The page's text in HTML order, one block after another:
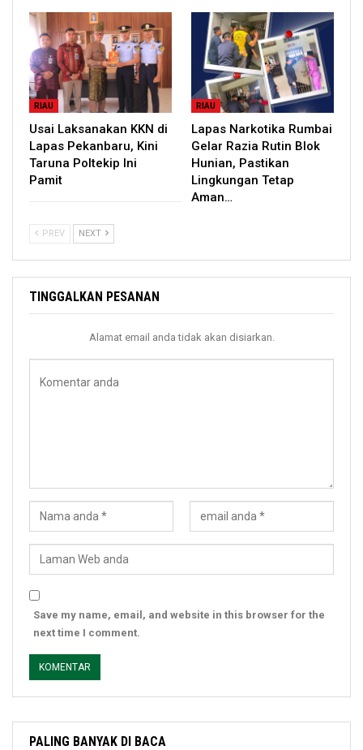
RIAU
Usai Laksanakan KKN di
Lapas Pekanbaru, Kini
Taruna Poltekip Ini
Pamit
RIAU
Lapas Narkotika Rumbai
Gelar Razia Rutin Blok
Hunian, Pastikan
Lingkungan Tetap
Aman…
PREV NEXT
TINGGALKAN PESANAN
Alamat email anda tidak akan disiarkan.
Save my name, email, and website in this browser for the
next time I comment.
PALING BANYAK DI BACA